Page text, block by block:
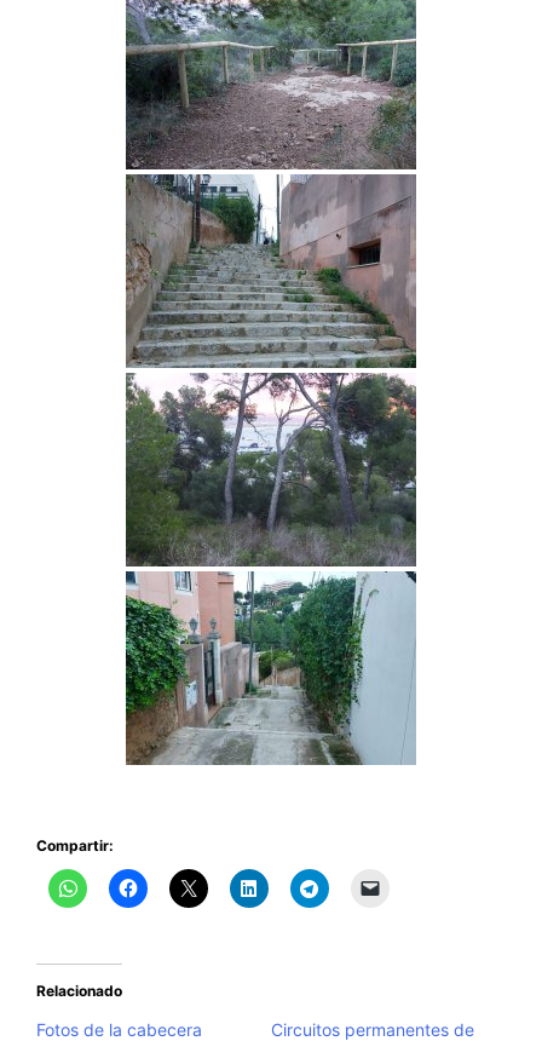
Compartir:
Relacionado
Fotos de la cabecera
Circuitos permanentes de